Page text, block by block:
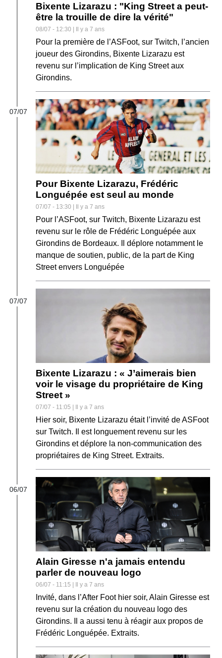
Bixente Lizarazu : "King Street a peut-
être la trouille de dire la vérité"
08/07 - 12:30 | Il y a 7 ans
Pour la première de l’ASFoot, sur Twitch, l’ancien
joueur des Girondins, Bixente Lizarazu est
revenu sur l’implication de King Street aux
Girondins.
07/07
Pour Bixente Lizarazu, Frédéric
Longuépée est seul au monde
07/07 - 13:30 | Il y a 7 ans
Pour l’ASFoot, sur Twitch, Bixente Lizarazu est
revenu sur le rôle de Frédéric Longuépée aux
Girondins de Bordeaux. Il déplore notamment le
manque de soutien, public, de la part de King
Street envers Longuépée
07/07
Bixente Lizarazu : « J’aimerais bien
voir le visage du propriétaire de King
Street »
07/07 - 11:05 | Il y a 7 ans
Hier soir, Bixente Lizarazu était l’invité de ASFoot
sur Twitch. Il est longuement revenu sur les
Girondins et déplore la non-communication des
propriétaires de King Street. Extraits.
06/07
Alain Giresse n'a jamais entendu
parler de nouveau logo
06/07 - 11:15 | Il y a 7 ans
Invité, dans l’After Foot hier soir, Alain Giresse est
revenu sur la création du nouveau logo des
Girondins. Il a aussi tenu à réagir aux propos de
Frédéric Longuépée. Extraits.